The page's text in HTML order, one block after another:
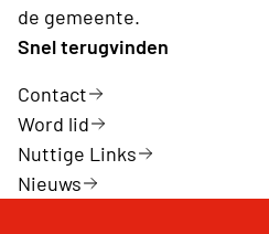
de gemeente.
Snel terugvinden
Contact
Word lid
Nuttige Links
Nieuws